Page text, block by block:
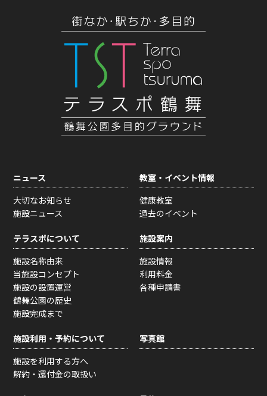
ニュース
大切なお知らせ
施設ニュース
教室・イベント情報
健康教室
過去のイベント
テラスポについて
施設名称由来
当施設コンセプト
施設の設置運営
鶴舞公園の歴史
施設完成まで
施設案内
施設情報
利用料金
各種申請書
施設利用・予約について
施設を利用する方へ
解約・還付金の取扱い
写真館